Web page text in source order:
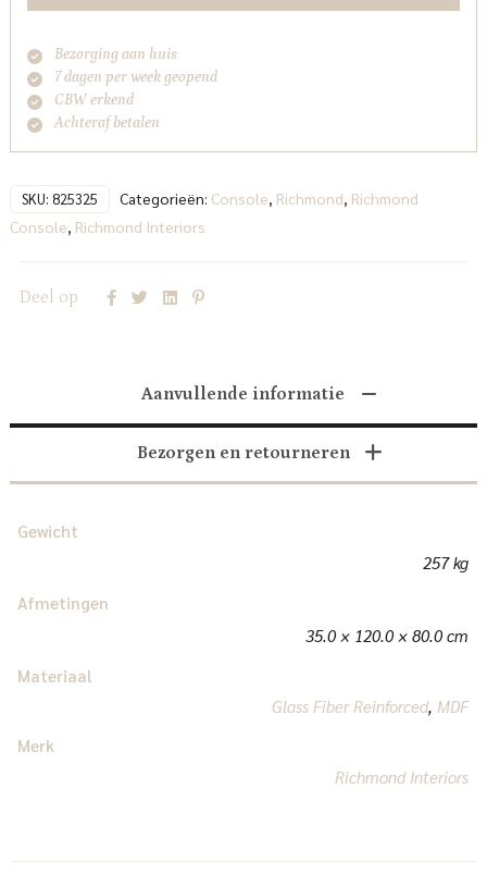
Bezorging aan huis
7 dagen per week geopend
CBW erkend
Achteraf betalen
SKU: 825325 Categorieën: Console, Richmond, Richmond
Console, Richmond Interiors
Deel op
Aanvullende informatie
Bezorgen en retourneren
Gewicht
257 kg
Afmetingen
35.0 × 120.0 × 80.0 cm
Materiaal
Glass Fiber Reinforced, MDF
Merk
Richmond Interiors